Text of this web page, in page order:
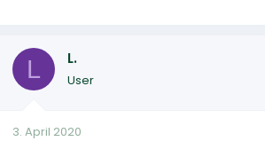
L L.
User
3. April 2020